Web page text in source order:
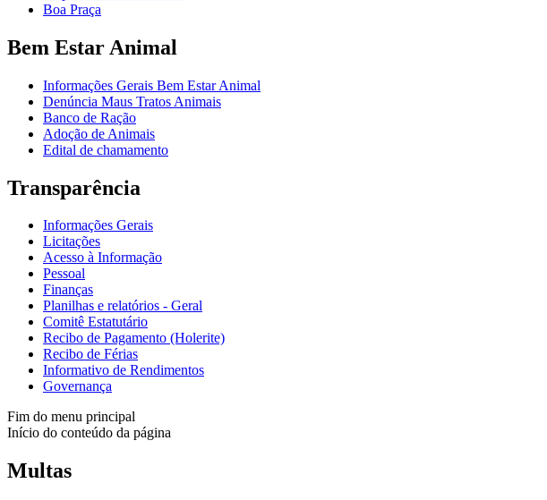
Boa Praça
Bem Estar Animal
Informações Gerais Bem Estar Animal
Denúncia Maus Tratos Animais
Banco de Ração
Adoção de Animais
Edital de chamamento
Transparência
Informações Gerais
Licitações
Acesso à Informação
Pessoal
Finanças
Planilhas e relatórios - Geral
Comitê Estatutário
Recibo de Pagamento (Holerite)
Recibo de Férias
Informativo de Rendimentos
Governança
Fim do menu principal
Início do conteúdo da página
Multas